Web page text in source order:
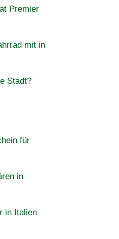
Premier
mit in
Stadt?
für
in
in Italien